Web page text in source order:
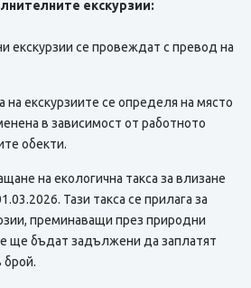
екскурзии:
екскурзии се провеждат с превод на
екскурзиите се определя на място
в зависимост от работното
обекти.
на екологична такса за влизане
Тази такса се прилага за
преминаващи през природни
ще бъдат задължени да заплатят
брой.